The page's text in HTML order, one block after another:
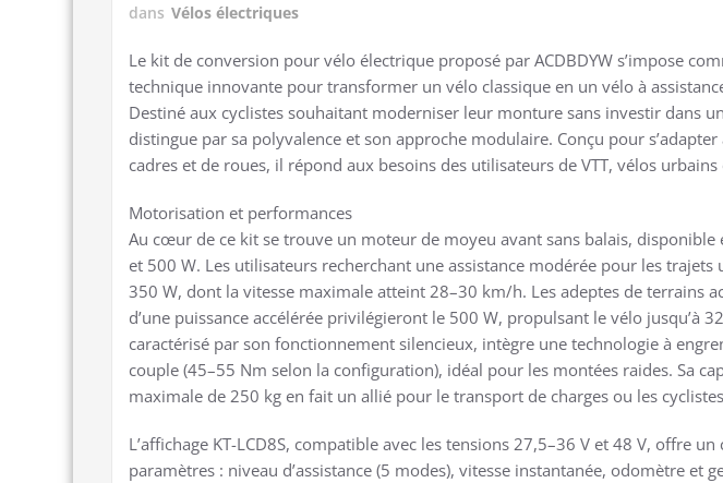
dans Vélos électriques
Le kit de conversion pour vélo électrique proposé par ACDBDYW s’impose
technique innovante pour transformer un vélo classique en un vélo à
Destiné aux cyclistes souhaitant moderniser leur monture sans investir dans
distingue par sa polyvalence et son approche modulaire. Conçu pour
cadres et de roues, il répond aux besoins des utilisateurs de VTT, vélos
Motorisation et performances
Au cœur de ce kit se trouve un moteur de moyeu avant sans balais, disponible
et 500 W. Les utilisateurs recherchant une assistance modérée pour les
350 W, dont la vitesse maximale atteint 28–30 km/h. Les adeptes de terrains
d’une puissance accélérée privilégieront le 500 W, propulsant le vélo jusqu’à
caractérisé par son fonctionnement silencieux, intègre une technologie à
couple (45–55 Nm selon la configuration), idéal pour les montées raides. Sa
maximale de 250 kg en fait un allié pour le transport de charges ou les
L’affichage KT-LCD8S, compatible avec les tensions 27,5–36 V et 48 V, offre
paramètres : niveau d’assistance (5 modes), vitesse instantanée, odomètre et